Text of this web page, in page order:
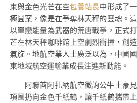
束與金色光芒在空包養站長中形成了
極圖案，像是在爭奪林天秤的靈魂。
以單戀能量為武器的荒唐戰爭，正式
芒在林天秤咖啡館上空劇烈衝撞，創
氣旋。地航空業人士廣泛以為，中國
東地域航空運輸業成長注進新動能。
阿聯酋阿扎納航空徵詢公牛土豪
項圈扔向金色千紙鶴，讓千紙鶴攜帶